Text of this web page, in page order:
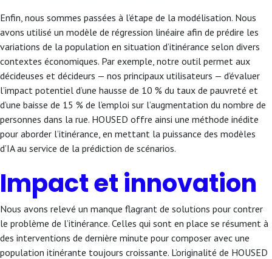
Enfin, nous sommes passées à l’étape de la modélisation. Nous
avons utilisé un modèle de régression linéaire afin de prédire les
variations de la population en situation d’itinérance selon divers
contextes économiques. Par exemple, notre outil permet aux
décideuses et décideurs — nos principaux utilisateurs — d’évaluer
l’impact potentiel d’une hausse de 10 % du taux de pauvreté et
d’une baisse de 15 % de l’emploi sur l’augmentation du nombre de
personnes dans la rue. HOUSED offre ainsi une méthode inédite
pour aborder l’itinérance, en mettant la puissance des modèles
d’IA au service de la prédiction de scénarios.
Impact et innovation
Nous avons relevé un manque flagrant de solutions pour contrer
le problème de l’itinérance. Celles qui sont en place se résument à
des interventions de dernière minute pour composer avec une
population itinérante toujours croissante. L’originalité de HOUSED